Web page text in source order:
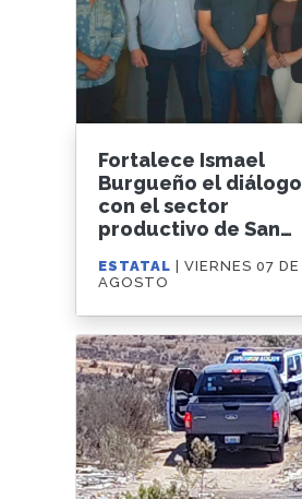
Fortalece Ismael
Burgueño el diálogo
con el sector
productivo de San
desarrollo regional
ESTATAL
| VIERNES 07 DE
AGOSTO